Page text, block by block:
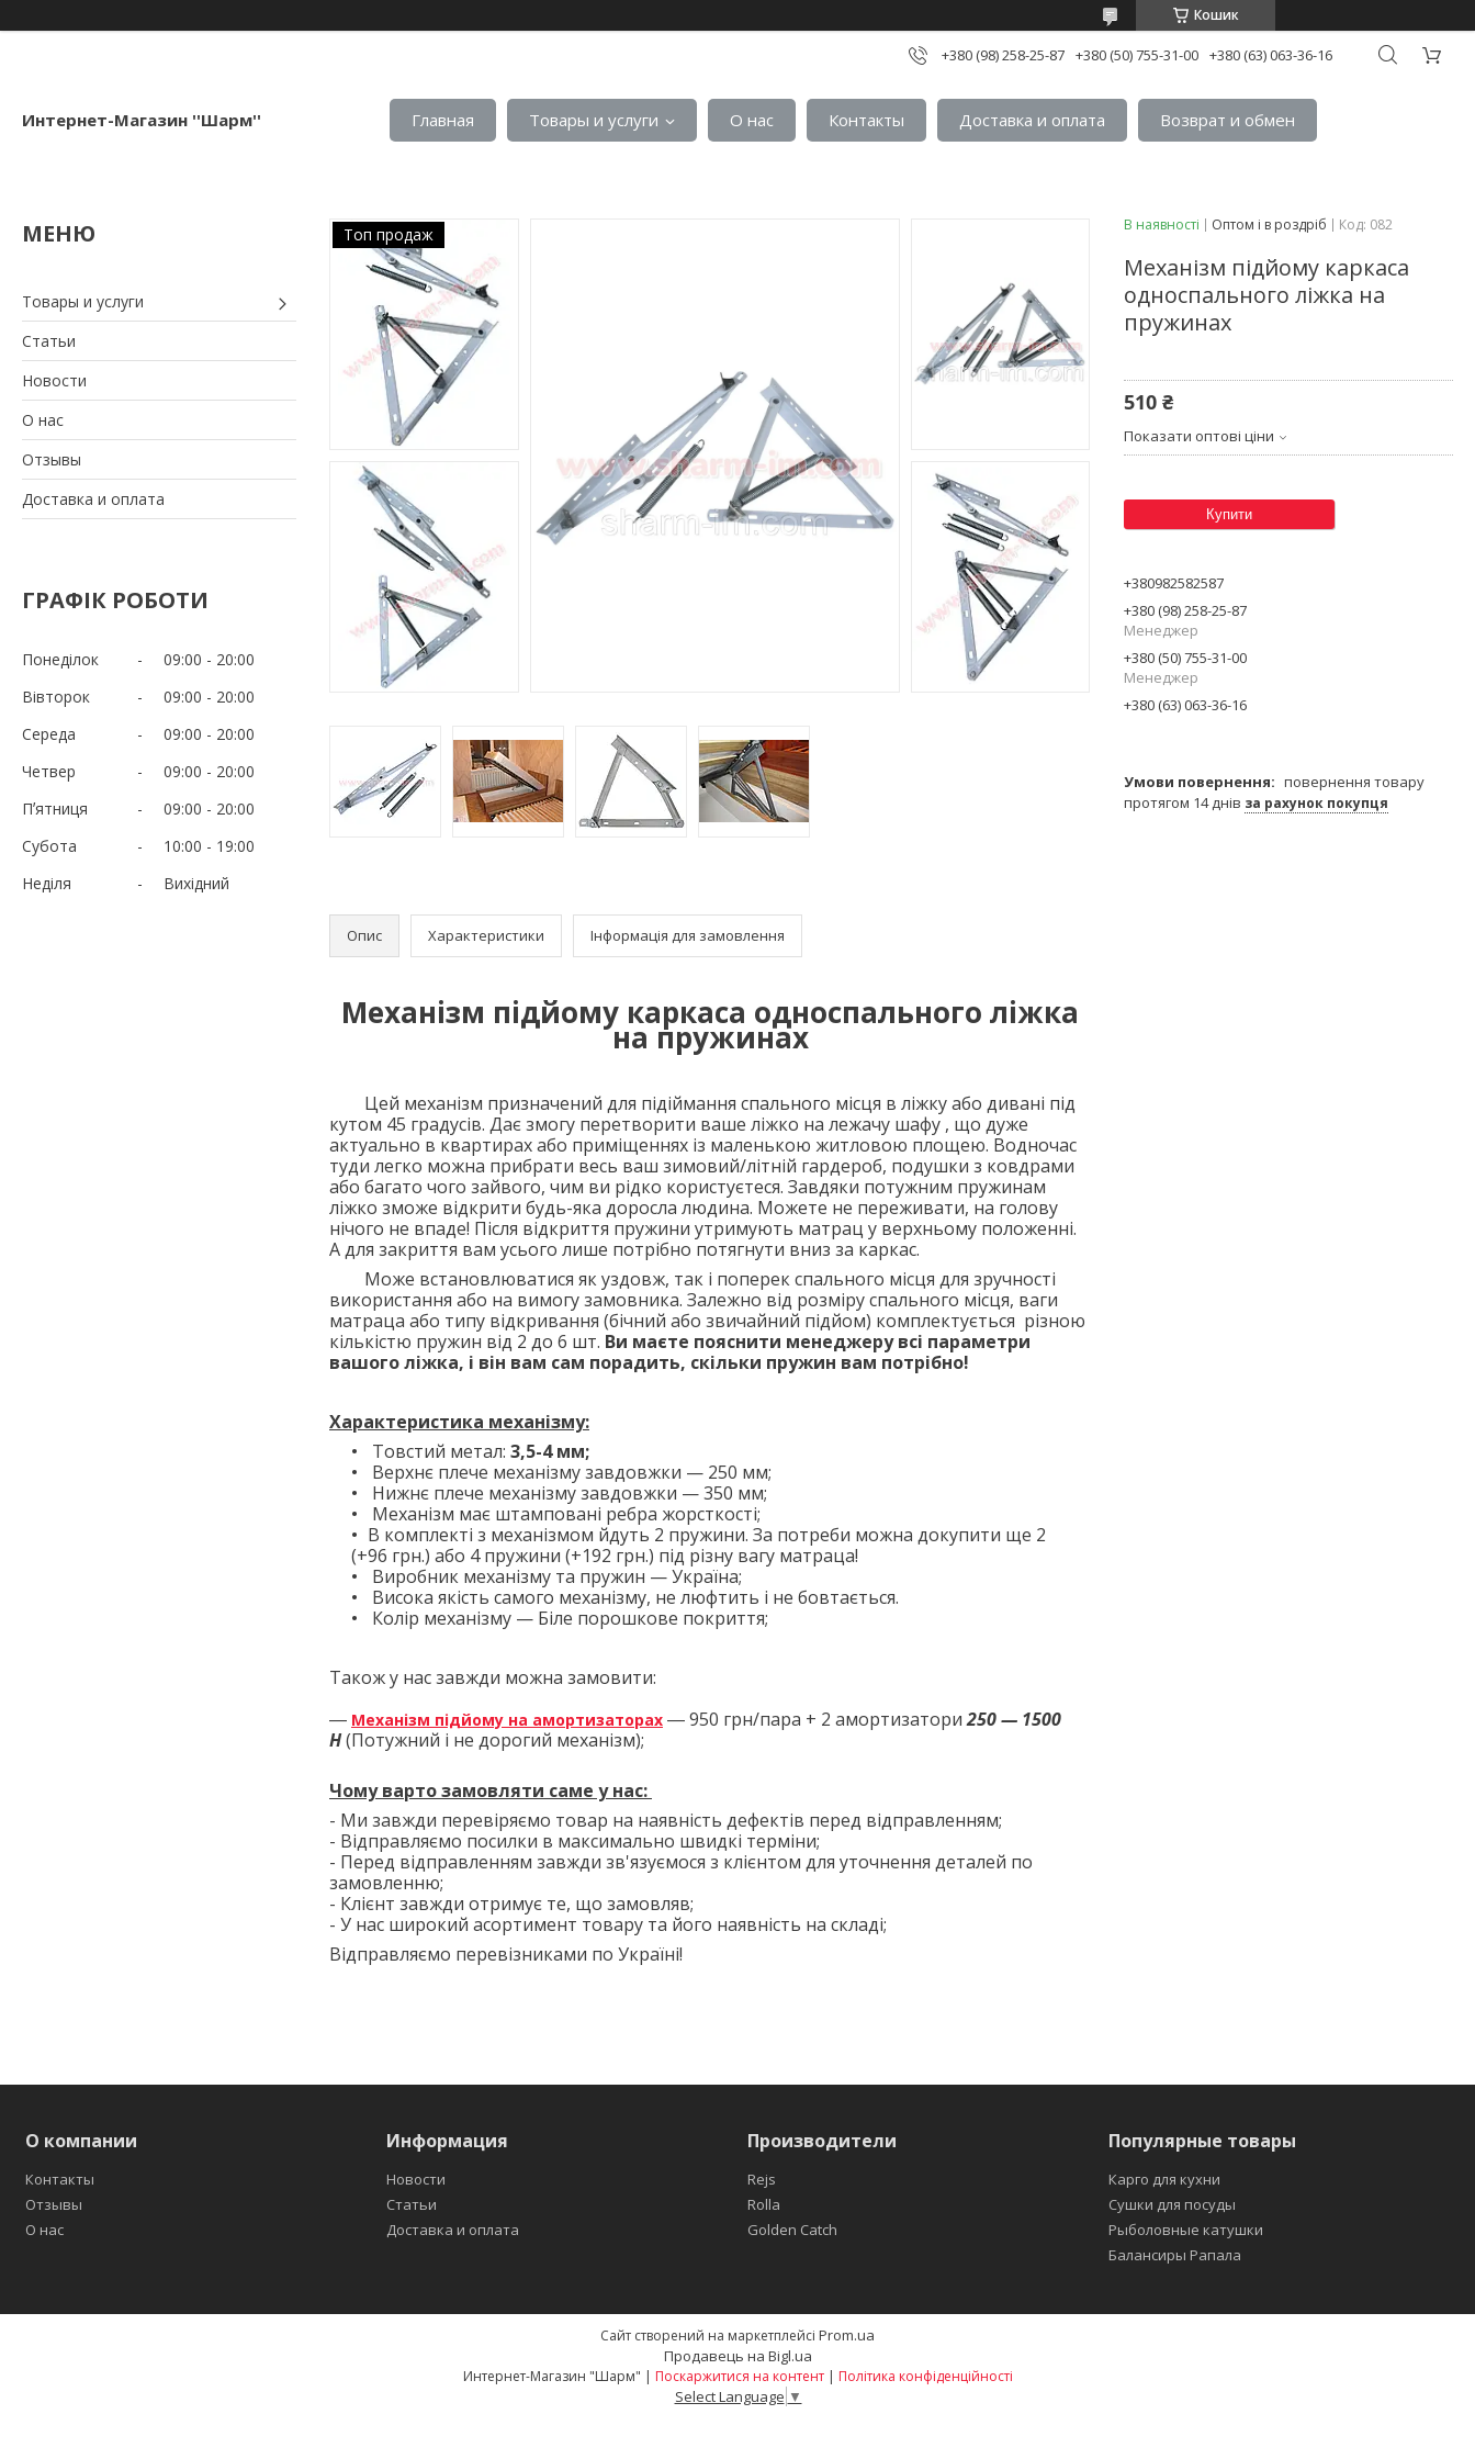
Кошик
+380 (98) 258-25-87 +380 (50) 755-31-00 +380 (63) 063-36-16
Интернет-Магазин ''Шарм'' Главная Товары и услуги О нас Контакты Доставка и оплата Возврат и обмен
Товары и услуги
Статьи
Новости
О нас
Отзывы
Доставка и оплата
ГРАФІК РОБОТИ
Понеділок 09:00
20:00
Вівторок
09:00
20:00
Середа
09:00
20:00
Четвер
09:00
20:00
Пʼятниця
09:00
20:00
Субота
10:00
19:00
Неділя
Вихідний
Топ продаж
Опис Характеристики Інформація для замовлення
Механізм підйому каркаса односпального ліжка
на пружинах
Цей механізм призначений для підіймання спального місця в ліжку або дивані під
кутом 45 градусів. Дає змогу перетворити ваше ліжко на лежачу шафу , що дуже
актуально в квартирах або приміщеннях із маленькою житловою площею. Водночас
туди легко можна прибрати весь ваш зимовий/літній гардероб, подушки з ковдрами
або багато чого зайвого, чим ви рідко користуєтеся. Завдяки потужним пружинам
ліжко зможе відкрити будь-яка доросла людина. Можете не переживати, на голову
нічого не впаде! Після відкриття пружини утримують матрац у верхньому положенні.
А для закриття вам усього лише потрібно потягнути вниз за каркас.
Може встановлюватися як уздовж, так і поперек спального місця для зручності
використання або на вимогу замовника. Залежно від розміру спального місця, ваги
матраца або типу відкривання (бічний або звичайний підйом) комплектується різною
кількістю пружин від 2 до 6 шт. Ви маєте пояснити менеджеру всі параметри
вашого ліжка, і він вам сам порадить, скільки пружин вам потрібно!
Характеристика механізму:
Товстий метал: 3,5-4 мм;
Верхнє плече механізму завдовжки — 250 мм;
Нижнє плече механізму завдовжки — 350 мм;
Механізм має штамповані ребра жорсткості;
В комплекті з механізмом йдуть 2 пружини. За потреби можна докупити ще 2
(+96 грн.) або 4 пружини (+192 грн.) під різну вагу матраца!
Виробник механізму та пружин — Україна;
Висока якість самого механізму, не люфтить і не бовтається.
Колір механізму — Біле порошкове покриття;
Також у нас завжди можна замовити:
― Механізм підйому на амортизаторах ― 950 грн/пара + 2 амортизатори250 — 1500
Н(Потужний і не дорогий механізм);
Чому варто замовляти саме у нас:
- Ми завжди перевіряємо товар на наявність дефектів перед відправленням;
- Відправляємо посилки в максимально швидкі терміни;
- Перед відправленням завжди зв'язуємося з клієнтом для уточнення деталей по
замовленню;
- Клієнт завжди отримує те, що замовляв;
- У нас широкий асортимент товару та його наявність на складі;
Відправляємо перевізниками по Україні!
В наявності Оптом і в роздріб Код: 082
Механізм підйому каркаса
односпального ліжка на
пружинах
510 ₴
Показати оптові ціни
Купити
+380982582587
+380 (98) 258-25-87
Менеджер
+380 (50) 755-31-00
Менеджер
+380 (63) 063-36-16
повернення товару
протягом 14 днів за рахунок покупця
О компании
Контакты
Отзывы
О нас
Информация
Новости
Статьи
Доставка и оплата
Производители
Rejs
Rolla
Golden Catch
Популярные товары
Карго для кухни
Сушки для посуды
Рыболовные катушки
Балансиры Рапала
Сайт створений на маркетплейсі Prom.ua
Продавець на Bigl.ua
Интернет-Магазин "Шарм" | Поскаржитися на контент | Політика конфіденційності
Select Language ▼